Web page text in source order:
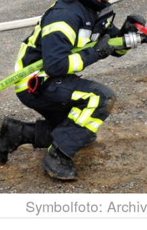
Symbolfoto: Archiv